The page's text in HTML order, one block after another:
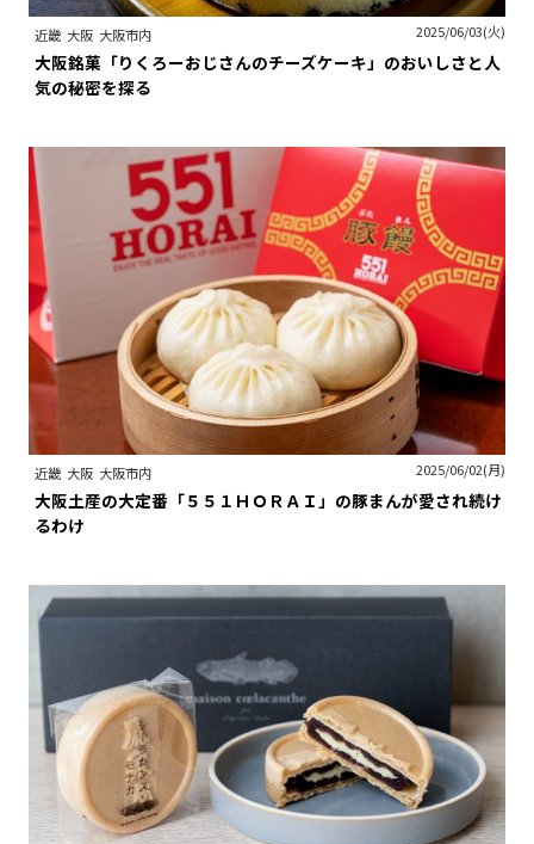
近畿 大阪 大阪市内 2025/06/03(火)
大阪銘菓「りくろーおじさんのチーズケーキ」のおいしさと人
気の秘密を探る
近畿 大阪 大阪市内 2025/06/02(月)
大阪土産の大定番「５５１ＨＯＲＡＩ」の豚まんが愛され続け
るわけ